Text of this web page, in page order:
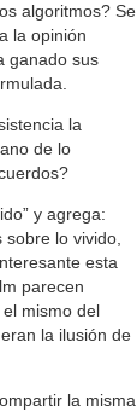
algoritmos? Se
la opinión
ganado sus
la
de lo
y agrega:
lo vivido,
esta
parecen
mismo del
la ilusión de
la misma